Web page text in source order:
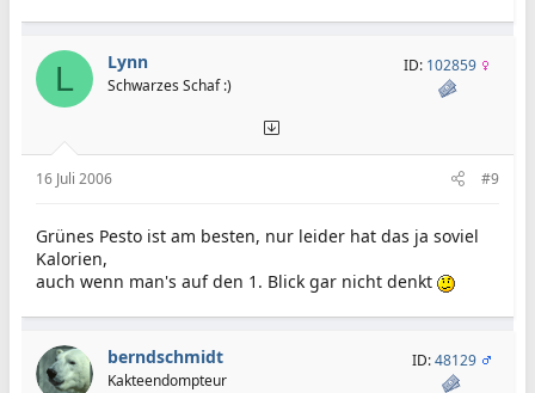
L Lynn
Schwarzes Schaf :)
ID: 102859
16 Juli 2006 #9
Grünes Pesto ist am besten, nur leider hat das ja soviel
Kalorien,
auch wenn man's auf den 1. Blick gar nicht denkt
berndschmidt
Kakteendompteur
ID:48129